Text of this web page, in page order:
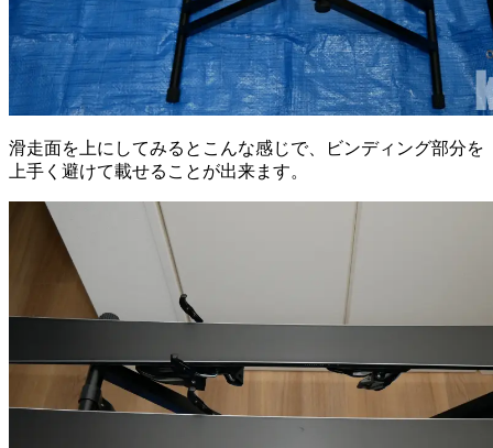
滑走面を上にしてみるとこんな感じで、ビンディング部分を
上手く避けて載せることが出来ます。